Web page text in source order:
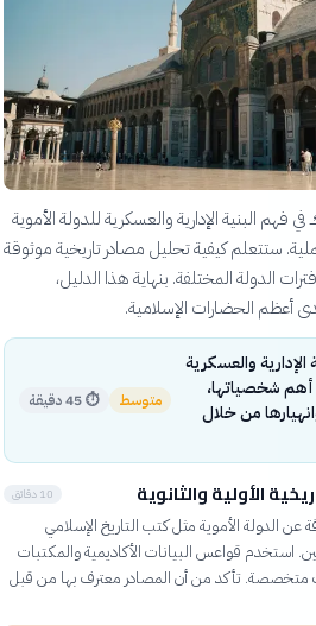
البنية الإدارية والعسكرية للدولة الأموية
ستتعلم كيفية تحليل مصادر تاريخية موثوقة
الدولة المختلفة. بنهاية هذا الدليل،
الحضارات الإسلامية.
والعسكرية
شخصياتها،
من خلال
متوسط ⏱45 دقيقة
الأولية والثانوية
الدولة الأموية مثل كتب التاريخ الإسلامي
استخدم قواعس البيانات الأكاديمية والمكتبات
متخصصة. تأكد من أن المصادر معترف بها من قبل